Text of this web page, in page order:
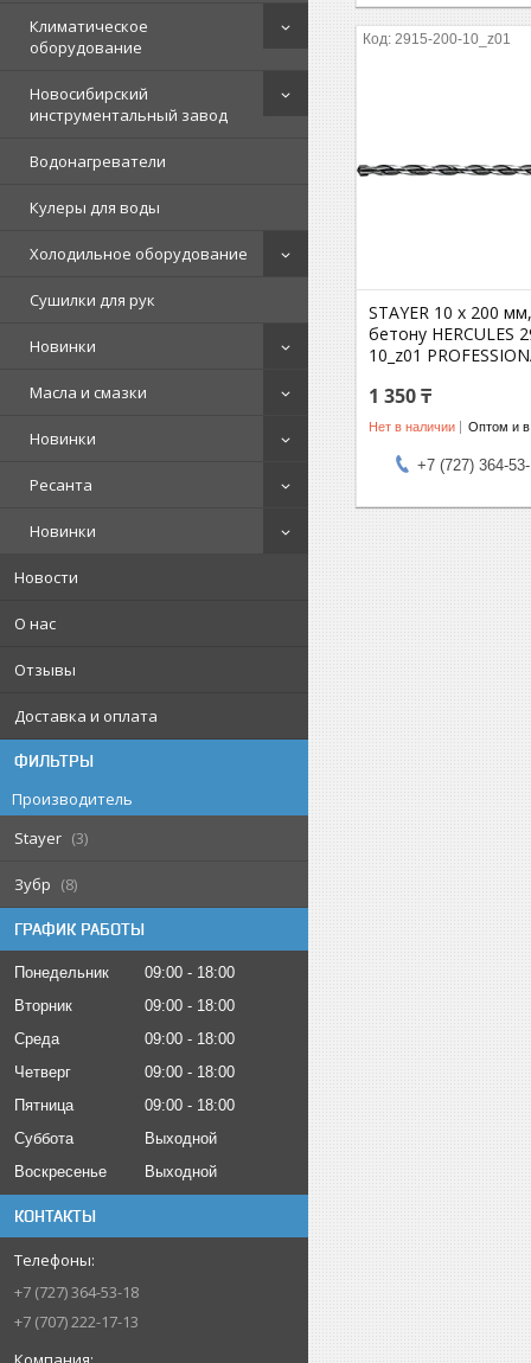
Климатическое
оборудование
Новосибирский
инструментальный завод
Водонагреватели
Кулеры для воды
Холодильное оборудование
Сушилки для рук
Новинки
Масла и смазки
Новинки
Ресанта
Новинки
Новости
О нас
Отзывы
Доставка и оплата
ФИЛЬТРЫ
Производитель
Stayer
3
Зубр 8
ГРАФИК РАБОТЫ
Понедельник 09:00
18:00
Вторник
09:00
18:00
Среда
09:00
18:00
Четверг
09:00
18:00
Пятница
09:00
18:00
Суббота
Выходной
Воскресенье
Выходной
КОНТАКТЫ
+7 (727) 364-53-18
+7 (707) 222-17-13
2915-200-10_z01
STAYER 10 x 200
бетону HERCULES
10_z01
1 350 ₸
Нет в наличии Оптом и в
+7 (727) 364-